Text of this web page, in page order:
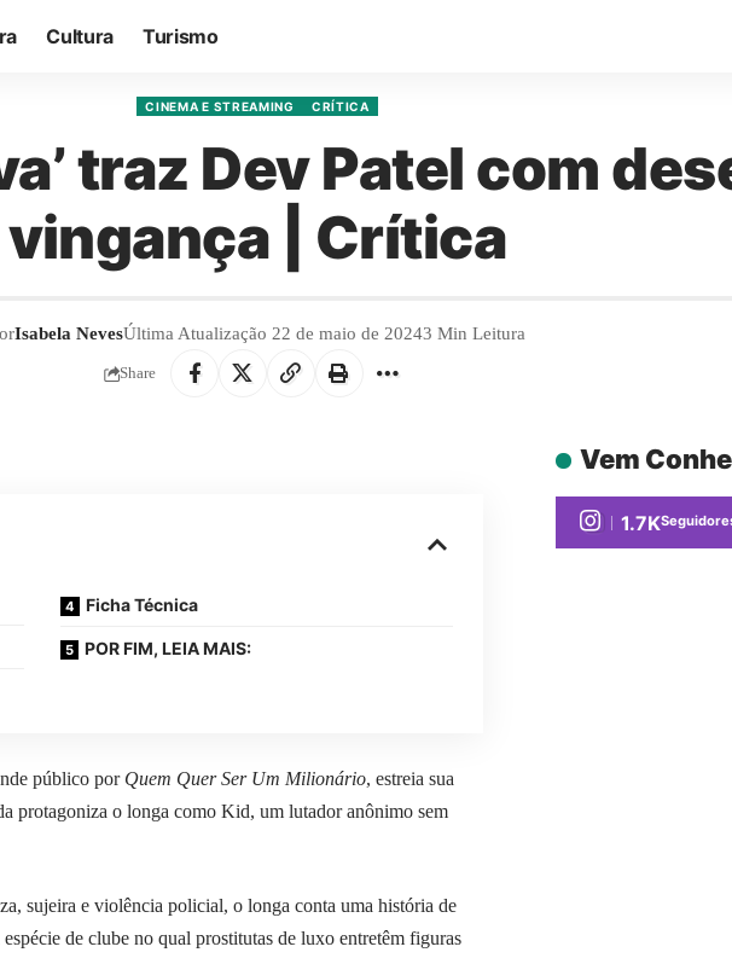
Cultura Turismo
CINEMA E STREAMING CRÍTICA
traz Dev Patel com
vingança | Crítica
Isabela NevesÚltima Atualização 22 de maio de 20243 Min Leitura
Share
Ficha Técnica
POR FIM, LEIA MAIS:
público por Quem Quer Ser Um Milionário, estreia sua
protagoniza o longa como Kid, um lutador anônimo sem
sujeira e violência policial, o longa conta uma história de
de clube no qual prostitutas de luxo entretêm figuras
Vem
1.7K